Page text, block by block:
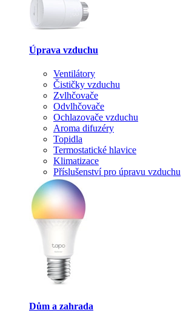
Úprava vzduchu
Ventilátory
Čističky vzduchu
Zvlhčovače
Odvlhčovače
Ochlazovače vzduchu
Aroma difuzéry
Topidla
Termostatické hlavice
Klimatizace
Příslušenství pro úpravu vzduchu
Dům a zahrada